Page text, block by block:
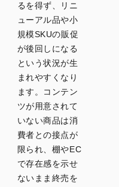
るを得ず、リニ
ューアル品や小
規模SKUの販促
が後回しになる
という状況が生
まれやすくなり
ます。コンテン
ツが用意されて
いない商品は消
費者との接点が
限られ、棚やEC
で存在感を示せ
ないまま終売を